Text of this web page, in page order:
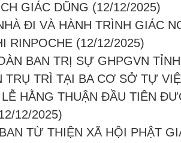
GIÁC DŨNG (12/12/2025)
ĐI VÀ HÀNH TRÌNH GIÁC
RINPOCHE (12/12/2025)
BAN TRỊ SỰ GHPGVN
TRỤ TRÌ TẠI BA CƠ SỞ TỰ
HẰNG THUẬN ĐẦU TIÊN
12/2025)
TỪ THIỆN XÃ HỘI PHẬT